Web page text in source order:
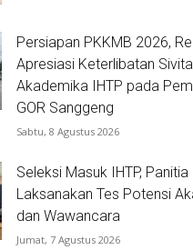
Persiapan PKKMB 2026,
Apresiasi Keterlibatan
Akademika IHTP pada
GOR Sanggeng
Sabtu, 8 Agustus 2026
Seleksi Masuk IHTP, Panitia
Laksanakan Tes Potensi
dan Wawancara
Jumat, 7 Agustus 2026